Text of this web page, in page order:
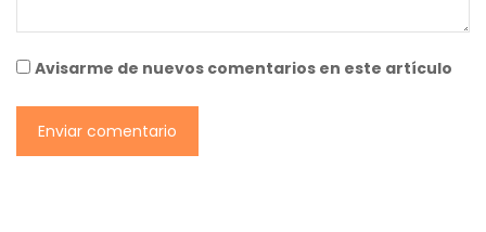
Avisarme de nuevos comentarios en este artículo